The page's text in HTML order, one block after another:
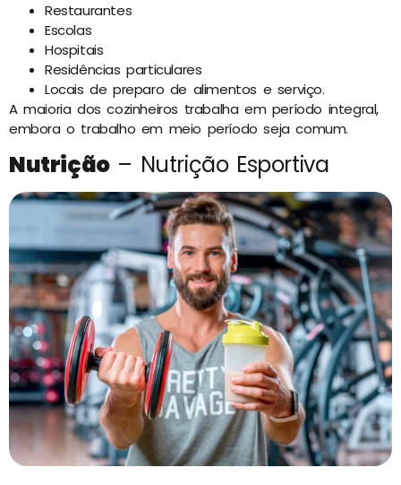
Restaurantes
Escolas
Hospitais
Residências particulares
Locais de preparo de alimentos e serviço.
A maioria dos cozinheiros trabalha em período integral,
embora o trabalho em meio período seja comum.
Nutrição– Nutrição Esportiva